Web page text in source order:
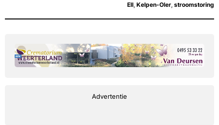
Ell, Kelpen-Oler, stroomstoring
Advertentie